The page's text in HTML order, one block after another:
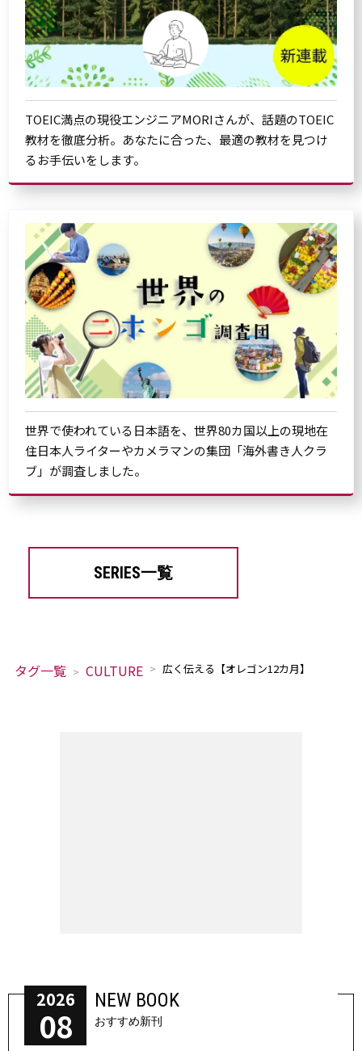
TOEIC満点の現役エンジニアMORIさんが、話題のTOEIC
教材を徹底分析。あなたに合った、最適の教材を見つけ
るお手伝いをします。
世界で使われている日本語を、世界80カ国以上の現地在
住日本人ライターやカメラマンの集団「海外書き人クラ
ブ」が調査しました。
SERIES一覧
タグ一覧 CULTURE 広く伝える【オレゴン12カ月】
2026
08
NEW BOOK
おすすめ新刊